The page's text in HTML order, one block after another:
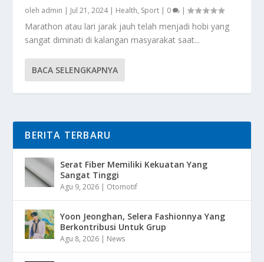
oleh admin | Jul 21, 2024| Health, Sport | 0 |
Marathon atau lari jarak jauh telah menjadi hobi yang
sangat diminati di kalangan masyarakat saat...
BACA SELENGKAPNYA
BERITA TERBARU
Serat Fiber Memiliki Kekuatan Yang
Sangat Tinggi
Agu 9, 2026 | Otomotif
Yoon Jeonghan, Selera Fashionnya Yang
Berkontribusi Untuk Grup
Agu 8, 2026 | News